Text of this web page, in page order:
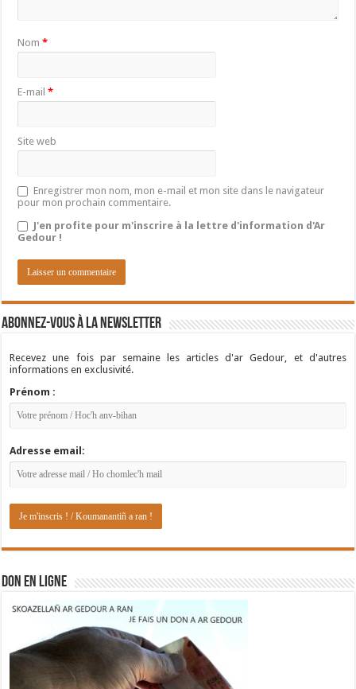
Nom*
E-mail*
Site web
Enregistrer mon nom, mon e-mail et mon site dans le navigateur
pour mon prochain commentaire.
J'en profite pour m'inscrire à la lettre d'information d'Ar
Gedour !
Abonnez-vous à la newsletter
Recevez une fois par semaine les articles d'ar Gedour, et d'autres
informations en exclusivité.
Prénom :
Adresse email:
DON EN LIGNE